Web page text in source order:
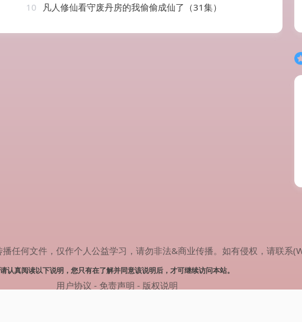
10 凡人修仙看守废丹房的我偷偷成仙了（31集）
任何文件，仅作个人公益学习，请勿非法&商业传播。如有侵权，请联系
请认真阅读以下说明，您只有在了解并同意该说明后，才可继续访问本站。
用户协议 - 免责声明 - 版权说明